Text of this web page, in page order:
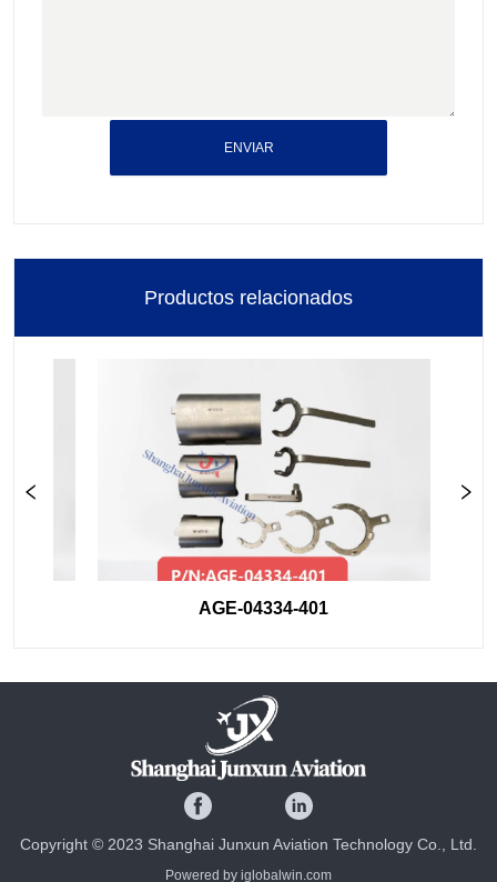
ENVIAR
Productos relacionados
AGE-04334-401
Copyright © 2023 Shanghai Junxun Aviation Technology Co., Ltd.
Powered by iglobalwin.com